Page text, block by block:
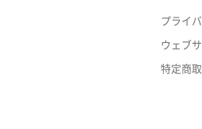
プライ
ウェブ
特定商